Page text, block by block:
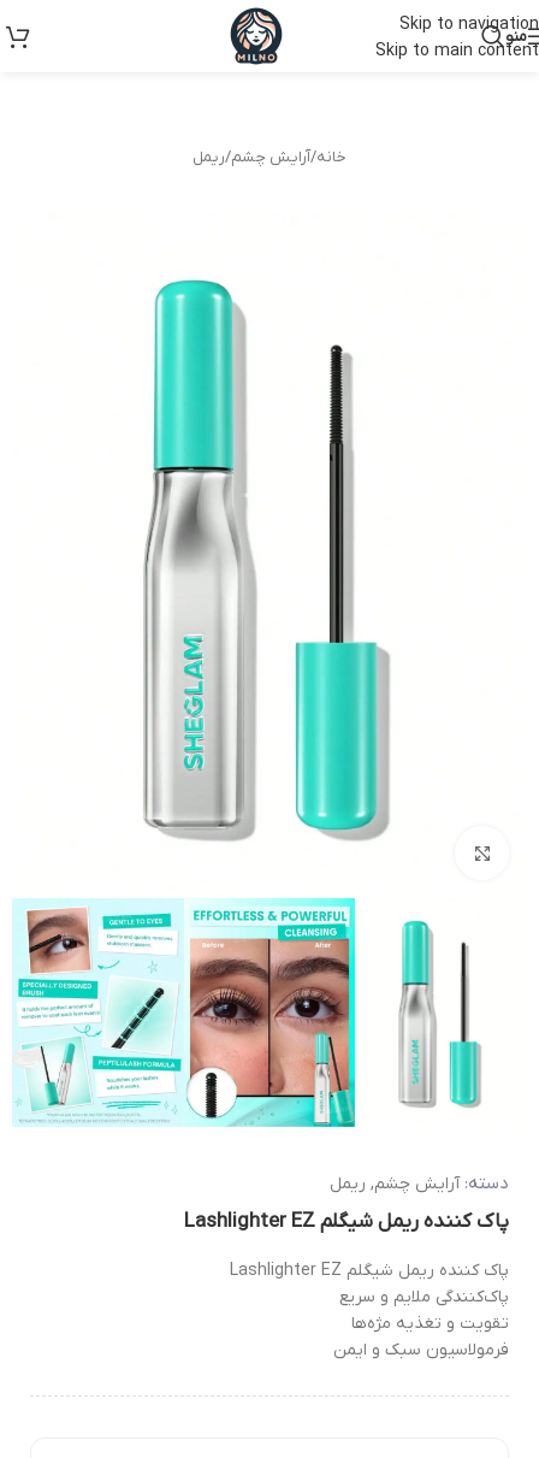
Skip to navigation
Skip to main content
منو
خانه/آرایش چشم/ریمل
دسته: آرایش چشم, ریمل
پاک کننده ریمل شیگلم Lashlighter EZ
پاک کننده ریمل شیگلم Lashlighter EZ
پاک‌کنندگی ملایم و سریع
تقویت و تغذیه مژه‌ها
فرمولاسیون سبک و ایمن